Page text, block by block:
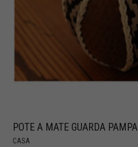
POTE A MATE GUARDA PAMPA
CASA